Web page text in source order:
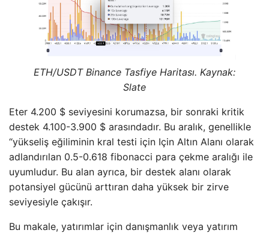
ETH/USDT Binance Tasfiye Haritası. Kaynak:
Slate
Eter 4.200 $ seviyesini korumazsa, bir sonraki kritik
destek 4.100-3.900 $ arasındadır. Bu aralık, genellikle
“yükseliş eğiliminin kral testi için Için Altın Alanı olarak
adlandırılan 0.5-0.618 fibonacci para çekme aralığı ile
uyumludur. Bu alan ayrıca, bir destek alanı olarak
potansiyel gücünü arttıran daha yüksek bir zirve
seviyesiyle çakışır.
Bu makale, yatırımlar için danışmanlık veya yatırım